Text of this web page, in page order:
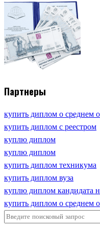
Партнеры
купить диплом о среднем
купить диплом с реестром
куплю диплом
куплю диплом
купить диплом техникума
купить диплом вуза
куплю диплом кандидата
купить диплом о среднем